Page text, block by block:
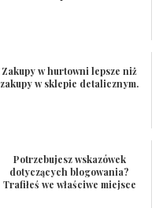
Zakupy w hurtowni lepsze niż
zakupy w sklepie detalicznym.
Potrzebujesz wskazówek
dotyczących blogowania?
Trafiłeś we właściwe miejsce